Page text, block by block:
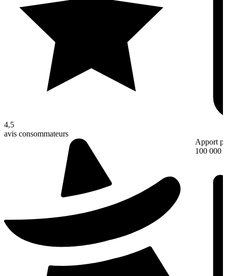
4,5
avis consommateurs
Apport
100 000 €